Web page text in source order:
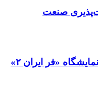
صنعت
تمدید مهلت ثبت‌نام دومین نمایشگاه «فر ایران ۲»